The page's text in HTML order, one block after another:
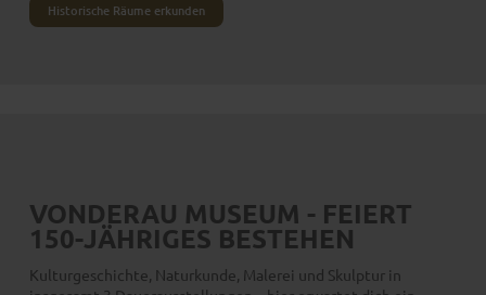
Historische Räume erkunden
VONDERAU MUSEUM - FEIERT
150-JÄHRIGES BESTEHEN
Kulturgeschichte, Naturkunde, Malerei und Skulptur in